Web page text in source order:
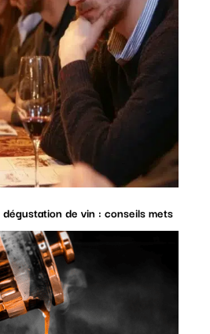
de vin : conseils mets